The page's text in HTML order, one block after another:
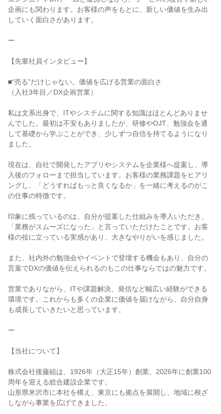
企画にも関わります。お客様の声をもとに、新しい価値を生み出
していく面白さがあります。
ー
【先輩社員インタビュー】
■“売る”だけじゃない。価値を広げる営業の面白さ
（入社3年目／DX企画営業）
私は文系出身で、ITやシステムに関する知識はほとんどありませ
んでした。最初は不安もありましたが、研修やOJT、勉強会を通
して基礎から学ぶことができ、少しずつ自信を持てるようになり
ました。
現在は、自社で開発したアプリやシステムを企業様へ提案し、導
入後のフォローまで担当しています。お客様の業務課題をヒアリ
ングし、「どうすればもっと良くなるか」を一緒に考えるのがこ
の仕事の特徴です。
印象に残っているのは、自分が提案した仕組みを導入いただき、
「業務がスムーズになった」と言っていただけたことです。お客
様の役に立っている実感があり、大きなやりがいを感じました。
また、社内外の勉強会やイベントで登壇する機会もあり、自分の
言葉でDXの価値を伝えられるのもこの仕事ならではの魅力です。
営業でありながら、ITや課題解決、発信など幅広い経験ができる
環境です。これからも多くの企業に価値を届けながら、自分自身
も成長していきたいと思っています。
ー
【当社について】
株式会社後藤組は、1926年（大正15年）創業、2026年に創業100
周年を迎える総合建設企業です。
山形県米沢市に本社を構え、東京にも拠点を展開し、地域に根ざ
しながら事業を広げてきました。